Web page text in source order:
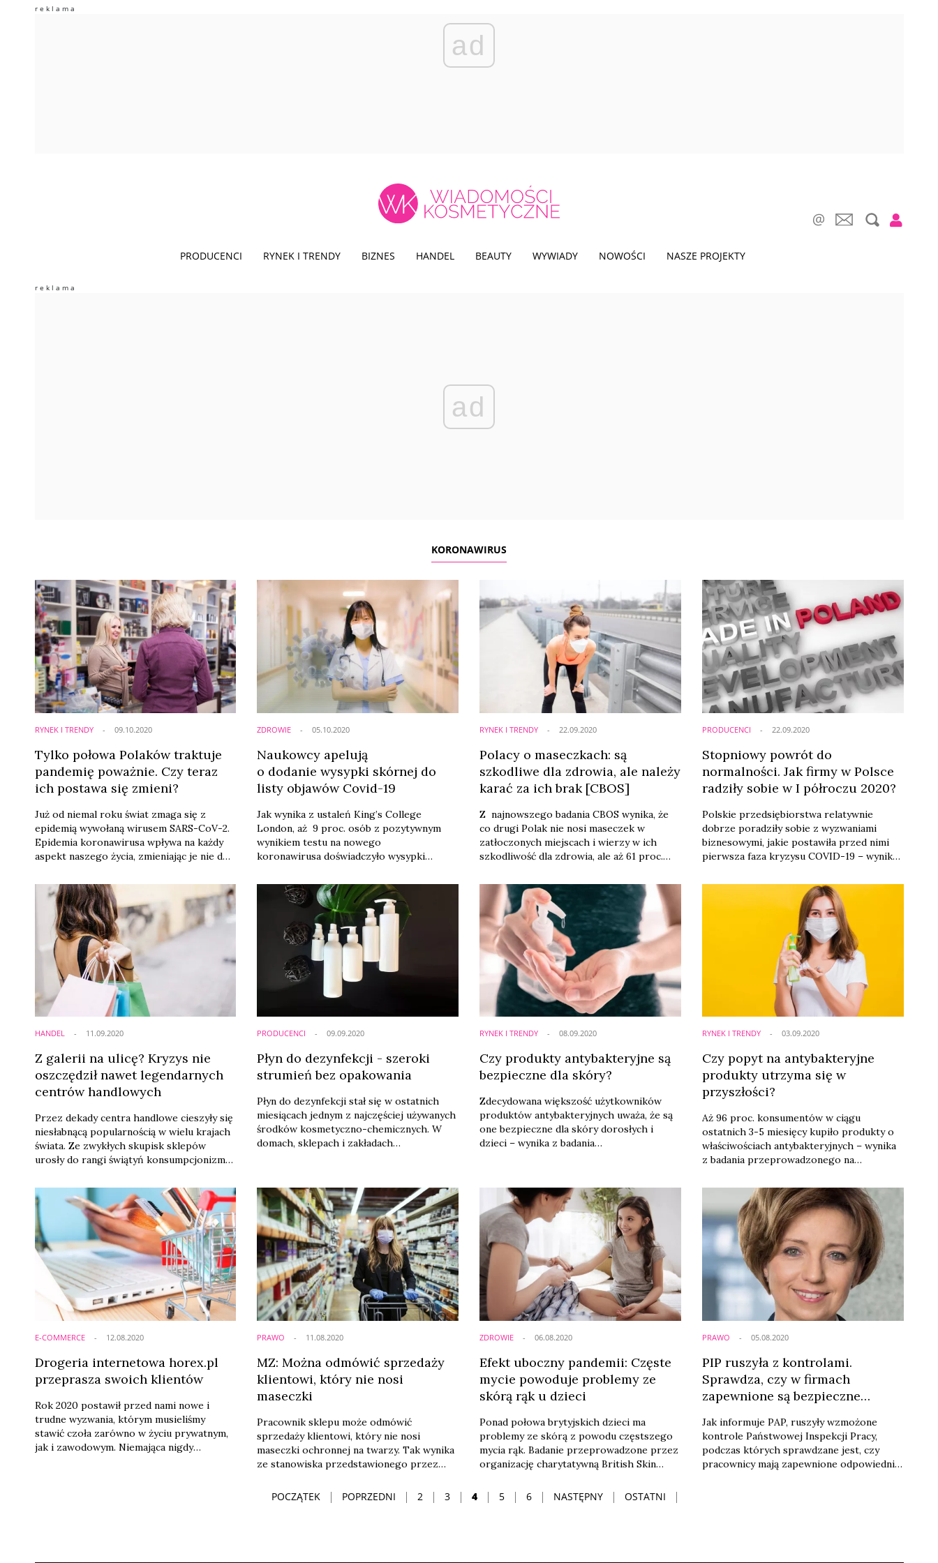
ad
PRODUCENCI RYNEK I TRENDY BIZNES HANDEL BEAUTY WYWIADY NOWOŚCI NASZE PROJEKTY
ad
KORONAWIRUS
RYNEK I TRENDY
Tylko połowa Polaków traktuje
pandemię poważnie. Czy teraz
ich postawa się zmieni?
Już od niemal roku świat zmaga się z
epidemią wywołaną wirusem SARS-CoV-2.
Epidemia koronawirusa wpływa na każdy
aspekt naszego życia, zmieniając je nie do
zasypywani doniesieniami mediów o coraz
to większej liczbie odnotowanych
przypadków zachorowań. Jaki jest
stosunek Polaków do wprowadzanych
obostrzeń? Oto najnowsze wyniki badania
Inquiry, które odpowiadają na te pytania.
09.10.2020 ZDROWIE
Naukowcy apelują
o dodanie wysypki skórnej do
listy objawów Covid-19
Jak wynika z ustaleń King’s College
London, aż 9 proc. osób z pozytywnym
wynikiem testu na nowego
koronawirusa doświadczyło wysypki
rząd Wielkiej Brytanii do dodania wysypki
skórnej do oficjalnej listy objawów Covid-
19 - informuje Cosmetics Business.
05.10.2020 RYNEK I TRENDY
Polacy o maseczkach: są
szkodliwe dla zdrowia, ale należy
karać za ich brak [CBOS]
Z najnowszego badania CBOS wynika, że
co drugi Polak nie nosi maseczek w
zatłoczonych miejscach i wierzy w ich
szkodliwość dla zdrowia, ale aż 61 proc.
stosujące się do zaleceń sanitarnych
związanych z pandemią.
22.09.2020 PRODUCENCI
Stopniowy powrót do
normalności. Jak firmy w Polsce
radziły sobie w I półroczu 2020?
Polskie przedsiębiorstwa relatywnie
dobrze poradziły sobie z wyzwaniami
biznesowymi, jakie postawiła przed nimi
pierwsza faza kryzysu COVID-19 – wynika
ekonomistów Banku Pekao S.A. Choć nie
udało się uniknąć spadku przychodów
przez firmy, złagodzonego przez niektóre
elementy tarcz antykryzysowych, to jednak
dość skutecznie zneutralizowały one ten
ubytek dzięki optymalizacji kosztów.
22.09.2020
HANDEL
Z galerii na ulicę? Kryzys nie
oszczędził nawet legendarnych
centrów handlowych
Przez dekady centra handlowe cieszyły się
niesłabnącą popularnością w wielu krajach
świata. Ze zwykłych skupisk sklepów
urosły do rangi świątyń konsumpcjonizmu.
tego typu wyrastały w XXI wieku niczym
grzyby po deszczu. W tych, które
przetrwały pandemię koronawirusa, ruch
powoli wraca do normy. Jak może wyglądać
przyszłość pozostałych?
11.09.2020 PRODUCENCI
Płyn do dezynfekcji - szeroki
strumień bez opakowania
Płyn do dezynfekcji stał się w ostatnich
miesiącach jednym z najczęściej używanych
środków kosmetyczno-chemicznych. W
domach, sklepach i zakładach
wirusami, do których należy COVID-19.
09.09.2020 RYNEK I TRENDY
Czy produkty antybakteryjne są
bezpieczne dla skóry?
Zdecydowana większość użytkowników
produktów antybakteryjnych uważa, że są
one bezpieczne dla skóry dorosłych i
dzieci – wynika z badania
08.09.2020 RYNEK I TRENDY
Czy popyt na antybakteryjne
produkty utrzyma się w
przyszłości?
Aż 96 proc. konsumentów w ciągu
ostatnich 3-5 miesięcy kupiło produkty o
właściwościach antybakteryjnych – wynika
z badania przeprowadzonego na
Z deklaracji konsumentów wynika, że
zapotrzebowanie na ten asortyment nie
minie.
03.09.2020
E-COMMERCE
Drogeria internetowa horex.pl
przeprasza swoich klientów
Rok 2020 postawił przed nami nowe i
trudne wyzwania, którym musieliśmy
stawić czoła zarówno w życiu prywatnym,
jak i zawodowym. Niemająca nigdy
12.08.2020 PRAWO
MZ: Można odmówić sprzedaży
klientowi, który nie nosi
maseczki
Pracownik sklepu może odmówić
sprzedaży klientowi, który nie nosi
maseczki ochronnej na twarzy. Tak wynika
ze stanowiska przedstawionego przez
11.08.2020 ZDROWIE
Efekt uboczny pandemii: Częste
mycie powoduje problemy ze
skórą rąk u dzieci
Ponad połowa brytyjskich dzieci ma
problemy ze skórą z powodu częstszego
mycia rąk. Badanie przeprowadzone przez
organizację charytatywną British Skin
dzieci wykazało, że 56 proc. dzieci
doświadcza jakiegoś rodzaju problemów
06.08.2020 PRAWO
PIP ruszyła z kontrolami.
Sprawdza, czy w firmach
zapewnione są bezpieczne
Jak informuje PAP, ruszyły wzmożone
kontrole Państwowej Inspekcji Pracy,
podczas których sprawdzane jest, czy
pracownicy mają zapewnione odpowiednie,
05.08.2020
POCZĄTEK POPRZEDNI 2 3 4 5 6 NASTĘPNY OSTATNI